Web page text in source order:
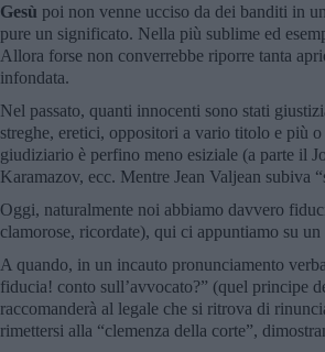
Gesù poi non venne ucciso da dei banditi in
pure un significato. Nella più sublime ed
Allora forse non converrebbe riporre tanta
infondata.
Nel passato, quanti innocenti sono stati
streghe, eretici, oppositori a vario titolo e più
giudiziario è perfino meno esiziale (a parte il
Karamazov, ecc. Mentre Jean Valjean subiva
Oggi, naturalmente noi abbiamo davvero
clamorose, ricordate), qui ci appuntiamo su
A quando, in un incauto pronunciamento
fiducia! conto sull’avvocato?” (quel principe
raccomanderà al legale che si ritrova di
rimettersi alla “clemenza della corte”,